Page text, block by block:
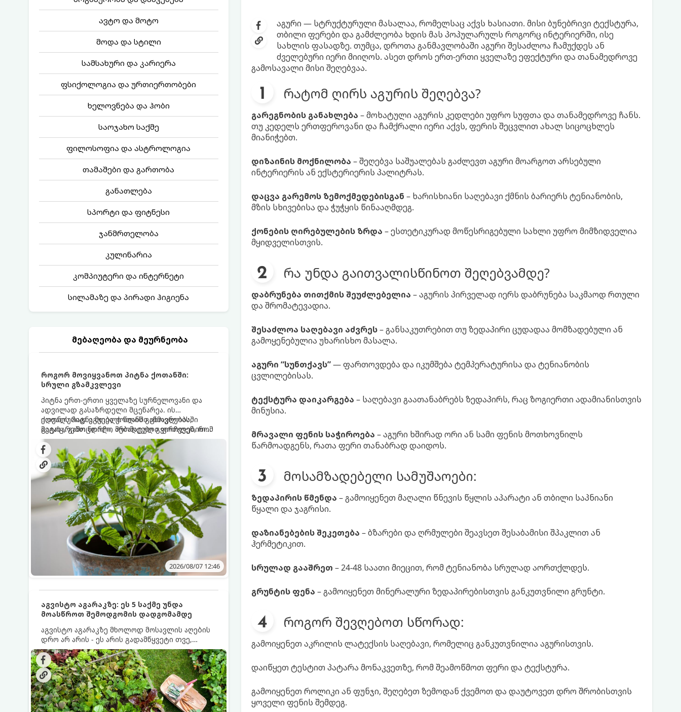
ავტო და მოტო
მოდა და სტილი
სამსახური და კარიერა
ფსიქოლოგია და ურთიერთობები
ხელოვნება და ჰობი
საოჯახო საქმე
ფილოსოფია და ასტროლოგია
თამაშები და გართობა
განათლება
სპორტი და ფიტნესი
ჯანმრთელობა
კულინარია
კომპიუტერი და ინტერნეტი
სილამაზე და პირადი ჰიგიენა
მებაღეობა და მეურნეობა
როგორ მოვიყვანოთ პიტნა ქოთანში:
სრული გზამკვლევი
პიტნა ერთ-ერთი ყველაზე სურნელოვანი და
ადვილად გასაზრდელი მცენარეა. ის
იდეალურად ეგუება ქოთანში ცხოვრებას,
მეტიც, გამოცდილი მებაღეები გვირჩევენ, რომ
პიტნა მხოლოდ ქოთანში მოვიყვანოთ, რადგან
ღია გრუნტში (ბაღში) დარგვისას ის ფესვებით
ძალიან სწრაფად ვრცელდება და სხვა
მცენარეებს ავიწროებს.
ქოთნის პიტნა მთელი წლის განმავლობაში
გაგახარებთ ნორჩი, არომატული ფოთლებით
ჩაის, ლიმონათისა თუ კერძებისთვის.
2026/08/07 12:46
აგვისტო აგარაკზე: ეს 5 საქმე უნდა
მოასწროთ შემოდგომის დადგომამდე
აგვისტო აგარაკზე მხოლოდ მოსავლის აღების
დრო არ არის - ეს არის გადამწყვეტი თვე,
როდესაც საფუძველი ეყრება მომავალი წლის
მოსავალს და ბაღი მზადდება შემოდგომა-
ზამთრის სეზონისთვის. იმისათვის, რომ
ნიადაგმა ენერგია აღიდგინოს, ხოლო
მცენარეებმა ზამთარს გაუძლონ, აგვისტოს
ბოლომდე 5 მნიშვნელოვანი საქმის გაკეთება
უნდა მოასწროთ:
აგური — სტრუქტურული მასალაა, რომელსაც აქვს ხასიათი. მისი ბუნებრივი ტექსტურა,
თბილი ფერები და გამძლეობა ხდის მას პოპულარულს როგორც ინტერიერში, ისე
სახლის ფასადზე. თუმცა, დროთა განმავლობაში აგური შესაძლოა ჩამუქდეს ან
ძველებური იერი მიიღოს. ასეთ დროს ერთ-ერთი ყველაზე ეფექტური და თანამედროვე
გამოსავალი მისი შეღებვაა.
რატომ ღირს აგურის შეღებვა?
გარეგნობის განახლება – მოხატული აგურის კედლები უფრო სუფთა და თანამედროვე ჩანს.
თუ კედელს ერთფეროვანი და ჩამქრალი იერი აქვს, ფერის შეცვლით ახალ სიცოცხლეს
მიანიჭებთ.
დიზაინის მოქნილობა – შეღებვა საშუალებას გაძლევთ აგური მოარგოთ არსებული
ინტერიერის ან ექსტერიერის პალიტრას.
დაცვა გარემოს ზემოქმედებისგან – ხარისხიანი საღებავი ქმნის ბარიერს ტენიანობის,
მზის სხივებისა და ჭუჭყის წინააღმდეგ.
ქონების ღირებულების ზრდა – ესთეტიკურად მოწესრიგებული სახლი უფრო მიმზიდველია
მყიდველისთვის.
რა უნდა გაითვალისწინოთ შეღებვამდე?
დაბრუნება თითქმის შეუძლებელია – აგურის პირველად იერს დაბრუნება საკმაოდ რთული
და შრომატევადია.
შესაძლოა საღებავი აძვრეს– განსაკუთრებით თუ ზედაპირი ცუდადაა მომზადებული ან
გამოყენებულია უხარისხო მასალა.
აგური “სუნთქავს”— ფართოვდება და იკუმშება ტემპერატურისა და ტენიანობის
ცვლილებისას.
ტექსტურა დაიკარგება – საღებავი გაათანაბრებს ზედაპირს, რაც ზოგიერთი ადამიანისთვის
მინუსია.
მრავალი ფენის საჭიროება – აგური ხშირად ორი ან სამი ფენის მოთხოვნილს
წარმოადგენს, რათა ფერი თანაბრად დაიდოს.
მოსამზადებელი სამუშაოები:
ზედაპირის წმენდა – გამოიყენეთ მაღალი წნევის წყლის აპარატი ან თბილი საპნიანი
წყალი და ჯაგრისი.
დაზიანებების შეკეთება – ბზარები და ღრმულები შეავსეთ შესაბამისი შპაკლით ან
ჰერმეტიკით.
სრულად გააშრეთ – 24-48 საათი მიეცით, რომ ტენიანობა სრულად აორთქლდეს.
გრუნტის ფენა – გამოიყენეთ მინერალური ზედაპირებისთვის განკუთვნილი გრუნტი.
როგორ შევღებოთ სწორად:
გამოიყენეთ აკრილის ლატექსის საღებავი, რომელიც განკუთვნილია აგურისთვის.
დაიწყეთ ტესტით პატარა მონაკვეთზე, რომ შეამოწმოთ ფერი და ტექსტურა.
გამოიყენეთ როლიკი ან ფუნჯი, შეღებეთ ზემოდან ქვემოთ და დაუტოვეთ დრო შრობისთვის
ყოველი ფენის შემდეგ.